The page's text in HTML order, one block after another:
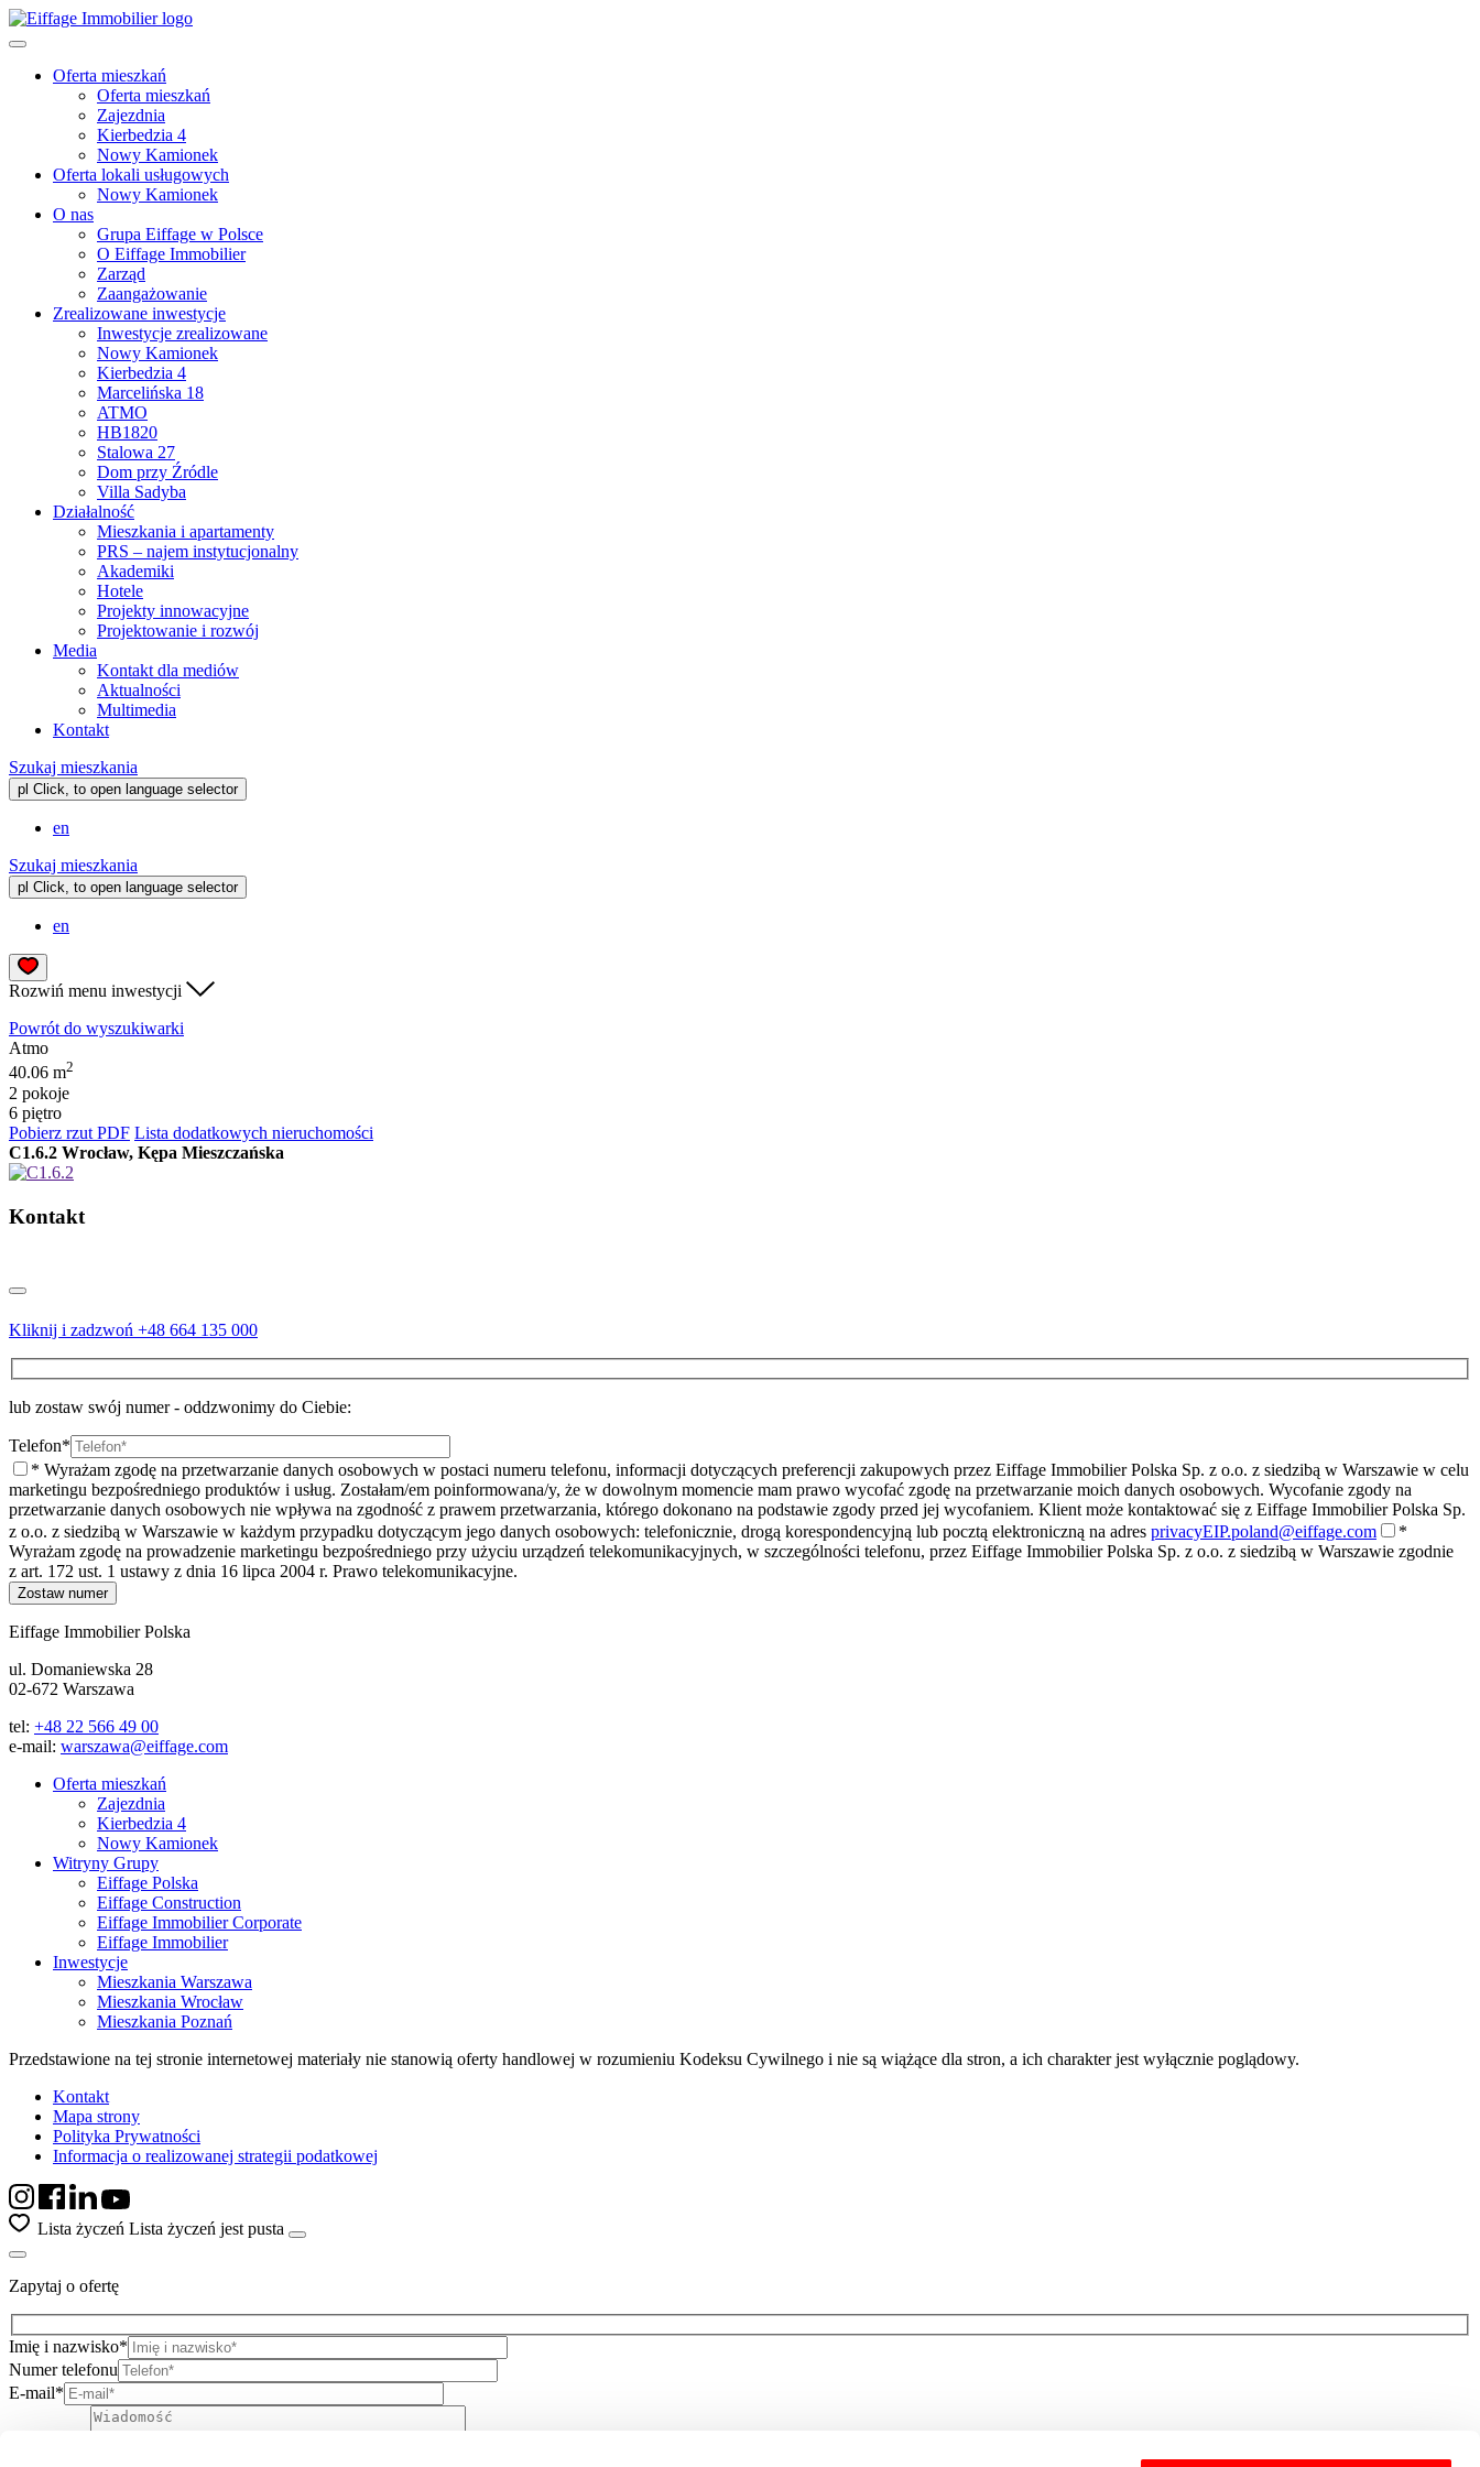
Oferta mieszkań
Oferta mieszkań
Zajezdnia
Kierbedzia 4
Nowy Kamionek
Oferta lokali usługowych
Nowy Kamionek
O nas
Grupa Eiffage w Polsce
O Eiffage Immobilier
Zarząd
Zaangażowanie
Zrealizowane inwestycje
Inwestycje zrealizowane
Nowy Kamionek
Kierbedzia 4
Marcelińska 18
ATMO
HB1820
Stalowa 27
Dom przy Źródle
Villa Sadyba
Działalność
Mieszkania i apartamenty
PRS – najem instytucjonalny
Akademiki
Hotele
Projekty innowacyjne
Projektowanie i rozwój
Media
Kontakt dla mediów
Aktualności
Multimedia
Kontakt
Szukaj mieszkania
pl Click, to open language selector
en
Szukaj mieszkania
pl Click, to open language selector
en
Rozwiń menu inwestycji
Powrót do wyszukiwarki
Atmo
40.06 m2
2 pokoje
6 piętro
Pobierz rzut PDF Lista dodatkowych nieruchomości
C1.6.2 Wrocław, Kępa Mieszczańska
Kontakt
Kliknij i zadzwoń +48 664 135 000
lub zostaw swój numer - oddzwonimy do Ciebie:
Telefon*
* Wyrażam zgodę na przetwarzanie danych osobowych w postaci numeru telefonu, informacji dotyczących preferencji zakupowych przez Eiffage Immobilier Polska Sp. z o.o. z siedzibą w Warszawie w celu
marketingu bezpośredniego produktów i usług. Zostałam/em poinformowana/y, że w dowolnym momencie mam prawo wycofać zgodę na przetwarzanie moich danych osobowych. Wycofanie zgody na
przetwarzanie danych osobowych nie wpływa na zgodność z prawem przetwarzania, którego dokonano na podstawie zgody przed jej wycofaniem. Klient może kontaktować się z Eiffage Immobilier Polska Sp.
z o.o. z siedzibą w Warszawie w każdym przypadku dotyczącym jego danych osobowych: telefonicznie, drogą korespondencyjną lub pocztą elektroniczną na adres privacyEIP.poland@eiffage.com
*
Wyrażam zgodę na prowadzenie marketingu bezpośredniego przy użyciu urządzeń telekomunikacyjnych, w szczególności telefonu, przez Eiffage Immobilier Polska Sp. z o.o. z siedzibą w Warszawie zgodnie
z art. 172 ust. 1 ustawy z dnia 16 lipca 2004 r. Prawo telekomunikacyjne.
Zostaw numer
Eiffage Immobilier Polska
ul. Domaniewska 28
02-672 Warszawa
tel: +48 22 566 49 00
e-mail: warszawa@eiffage.com
Oferta mieszkań
Zajezdnia
Kierbedzia 4
Nowy Kamionek
Witryny Grupy
Eiffage Polska
Eiffage Construction
Eiffage Immobilier Corporate
Eiffage Immobilier
Inwestycje
Mieszkania Warszawa
Mieszkania Wrocław
Mieszkania Poznań
Przedstawione na tej stronie internetowej materiały nie stanowią oferty handlowej w rozumieniu Kodeksu Cywilnego i nie są wiążące dla stron, a ich charakter jest wyłącznie poglądowy.
Kontakt
Mapa strony
Polityka Prywatności
Informacja o realizowanej strategii podatkowej
Lista życzeń Lista życzeń jest pusta
Zapytaj o ofertę
Imię i nazwisko*
Numer telefonu
E-mail*